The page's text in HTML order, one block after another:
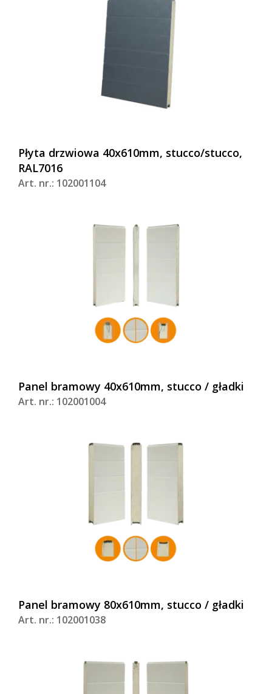
Płyta drzwiowa 40x610mm, stucco/stucco,
RAL7016
Art. nr.: 102001104
Panel bramowy 40x610mm, stucco / gładki
Art. nr.: 102001004
Panel bramowy 80x610mm, stucco / gładki
Art. nr.: 102001038